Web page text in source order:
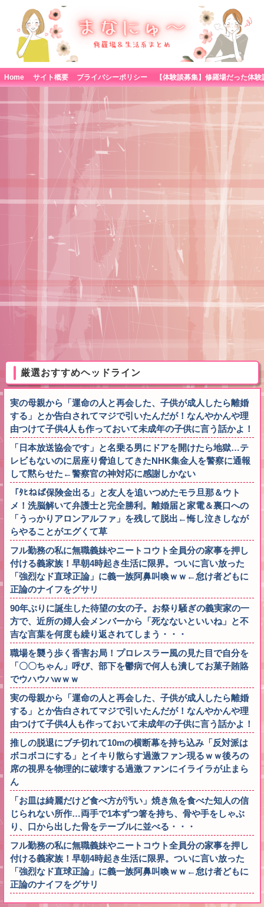
Home サイト概要 プライバシーポリシー
厳選おすすめヘッドライン
実の母親から「運命の人と再会した、子供が成人したら離婚
する」とか告白されてマジで引いたんだが！なんやかんや理
由つけて子供4人も作っておいて未成年の子供に言う話かよ！
「日本放送協会です」と名乗る男にドアを開けたら地獄…テ
レビもないのに居座り脅迫してきたNHK集金人を警察に通報
して黙らせた←警察官の神対応に感謝しかない
「ﾀﾋねば保険金出る」と友人を追いつめたモラ旦那＆ウト
メ！洗脳解いて弁護士と完全勝利。離婚届と家電＆裏口への
「うっかりアロンアルファ」を残して脱出←悔し泣きしなが
らやることがエグくて草
フル勤務の私に無職義妹やニートコウト全員分の家事を押し
付ける義家族！早朝4時起き生活に限界。ついに言い放った
「強烈なド直球正論」に義一族阿鼻叫喚ｗｗ←怠け者どもに
正論のナイフをグサリ
90年ぶりに誕生した待望の女の子。お祭り騒ぎの義実家の一
方で、近所の婦人会メンバーから「死なないといいね」と不
吉な言葉を何度も繰り返されてしまう・・・
職場を襲う歩く香害お局！プロレスラー風の見た目で自分を
「〇〇ちゃん」呼び、部下を鬱病で何人も潰してお菓子賄賂
でウハウハwｗｗ
実の母親から「運命の人と再会した、子供が成人したら離婚
する」とか告白されてマジで引いたんだが！なんやかんや理
由つけて子供4人も作っておいて未成年の子供に言う話かよ！
推しの脱退にブチ切れて10mの横断幕を持ち込み「反対派は
ボコボコにする」とイキり散らす過激ファン現るｗｗ後ろの
席の視界を物理的に破壊する過激ファンにイライラが止まら
ん
「お皿は綺麗だけど食べ方が汚い」焼き魚を食べた知人の信
じられない所作…両手で1本ずつ箸を持ち、骨や手をしゃぶ
り、口から出した骨をテーブルに並べる・・・
フル勤務の私に無職義妹やニートコウト全員分の家事を押し
付ける義家族！早朝4時起き生活に限界。ついに言い放った
「強烈なド直球正論」に義一族阿鼻叫喚ｗｗ←怠け者どもに
正論のナイフをグサリ